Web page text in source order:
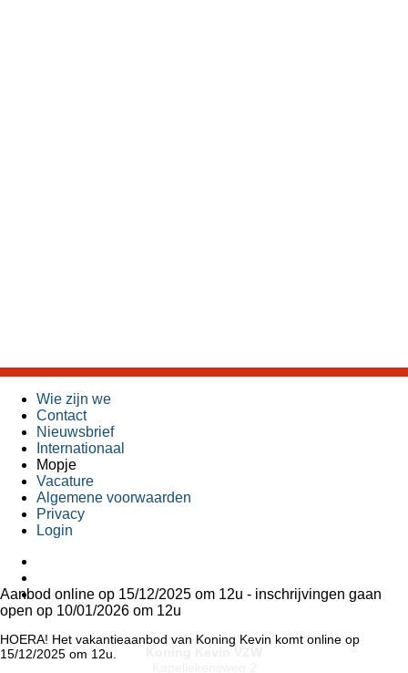
Wie zijn we
Contact
Nieuwsbrief
Internationaal
Mopje
Vacature
Algemene voorwaarden
Privacy
Login
Aanbod online op 15/12/2025 om 12u - inschrijvingen gaan
open op 10/01/2026 om 12u
HOERA! Het vakantieaanbod van Koning Kevin komt online op
15/12/2025 om 12u.